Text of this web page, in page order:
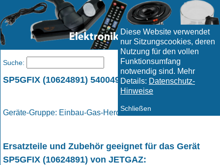
Diese Website verwendet
nur Sitzungscookies, deren
Nutzung für den vollen
Funktionsumfang
notwendig sind. Mehr
Details: Datenschutz-
Hinweise
Schließen
SP5GFIX (10624891) 5400496560 / JETGAZ
Geräte-Gruppe: Einbau-Gas-Herd / Gas - Herd
Ersatzteile und Zubehör geeignet für das Gerät
SP5GFIX (10624891) von JETGAZ:
Suche: